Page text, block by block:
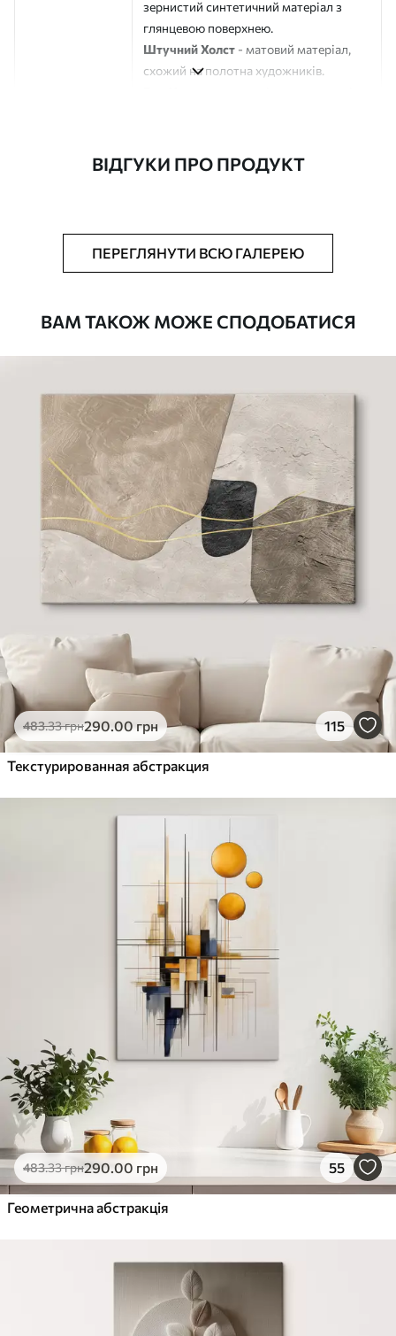
зернистий синтетичний матеріал з
глянцевою поверхнею.
Штучний Холст - матовий матеріал,
схожий на полотна художників.
Додатково Можна додати лакове покриття.
Від580.00грн
✓
Стійкість до вицвітання
Безпечне чорнило без запаху
Поверхня з текстурою полотна
Екологічний матеріал
Преміум
Від726 грн
✓ Яскраві, насичені кольори
✓ Стійкість до вицвітання
Поверхня з текстурою полотна
✗ Екологічний матеріал
Еко-Преміум
Від .00грн
✓Яскраві, насичені кольори
ВІДГУКИ ПРО ПРОДУКТ
ПЕРЕГЛЯНУТИ ВСЮ ГАЛЕРЕЮ
ВАМ ТАКОЖ МОЖЕ СПОДОБАТИСЯ
483.33грн290.00грн 115
Текстурированная абстракция
483.33грн290.00 грн 55
Геометрична абстракція